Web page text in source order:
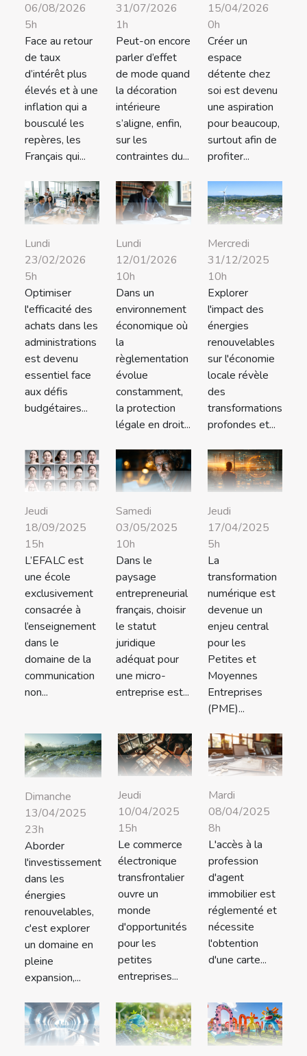
06/08/2026
5h
Face au retour
de taux
d’intérêt plus
élevés et à une
inflation qui a
bousculé les
repères, les
Français qui...
31/07/2026
1h
Peut-on encore
parler d’effet
de mode quand
la décoration
intérieure
s’aligne, enfin,
sur les
contraintes du...
15/04/2026
0h
Créer un
espace
détente chez
soi est devenu
une aspiration
pour beaucoup,
surtout afin de
profiter...
Lundi
23/02/2026
5h
Optimiser
l'efficacité des
achats dans les
administrations
est devenu
essentiel face
aux défis
budgétaires...
Lundi
12/01/2026
10h
Dans un
environnement
économique où
la
règlementation
évolue
constamment,
la protection
légale en droit...
Mercredi
31/12/2025
10h
Explorer
l'impact des
énergies
renouvelables
sur l'économie
locale révèle
des
transformations
profondes et...
Jeudi
18/09/2025
15h
L’EFALC est
une école
exclusivement
consacrée à
l’enseignement
dans le
domaine de la
communication
non...
Samedi
03/05/2025
10h
Dans le
paysage
entrepreneurial
français, choisir
le statut
juridique
adéquat pour
une micro-
entreprise est...
Jeudi
17/04/2025
5h
La
transformation
numérique est
devenue un
enjeu central
pour les
Petites et
Moyennes
Entreprises
(PME)...
Dimanche
13/04/2025
23h
Aborder
l'investissement
dans les
énergies
renouvelables,
c'est explorer
un domaine en
pleine
expansion,...
Jeudi
10/04/2025
15h
Le commerce
électronique
transfrontalier
ouvre un
monde
d'opportunités
pour les
petites
entreprises...
Mardi
08/04/2025
8h
L'accès à la
profession
d'agent
immobilier est
réglementé et
nécessite
l'obtention
d'une carte...